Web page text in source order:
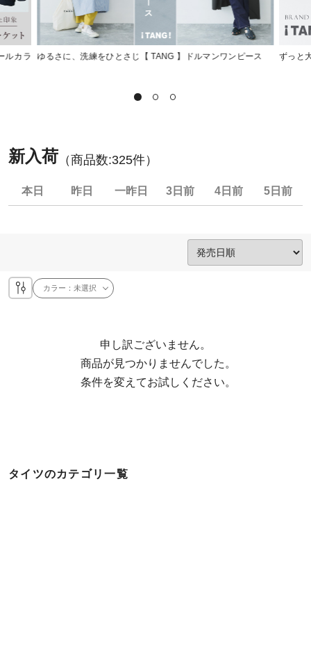
ルカラ ゆるさに、洗練をひとさじ【 TANG 】ドルマンワンピース ずっと
新入荷 （商品数:325件）
本日 昨日 一昨日 3日前 4日前 5日前
カラー：未選択
申し訳ございません。
  条件を変えてお試しください。
タイツのカテゴリ一覧